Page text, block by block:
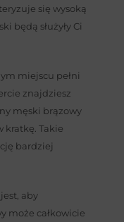
się wysoką
będą służyły Ci
miejscu pełni
znajdziesz
męski brązowy
kratkę. Takie
bardziej
aby
może całkowicie